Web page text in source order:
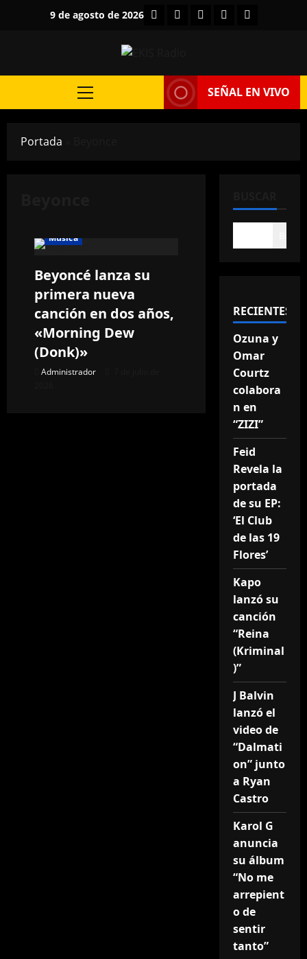
9 de agosto de 2026 FacebookInstagram
TwitterYouTubeTikTok
Menú
SEÑAL EN VIVO
Portada
Música
Beyoncé lanza su
primera nueva
canción en dos años,
«Morning Dew
(Donk)»
Administrador
RECIENTES
Ozuna y
Omar
Courtz
colabora
n en
“ZIZI”
Feid
Revela la
portada
de su EP:
‘El Club
de las 19
Flores’
Kapo
lanzó su
canción
“Reina
(Kriminal
)”
J Balvin
lanzó el
video de
“Dalmati
on” junto
a Ryan
Castro
Karol G
anuncia
su álbum
“No me
arrepient
o de
sentir
tanto”